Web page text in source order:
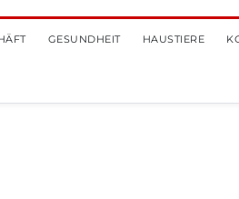
GESUNDHEIT HAUSTIERE